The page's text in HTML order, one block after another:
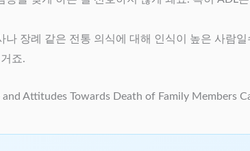
장례 같은 전통 의식에 대해 인식이 높은 사람
죠.
Attitudes Towards Death of Family Members